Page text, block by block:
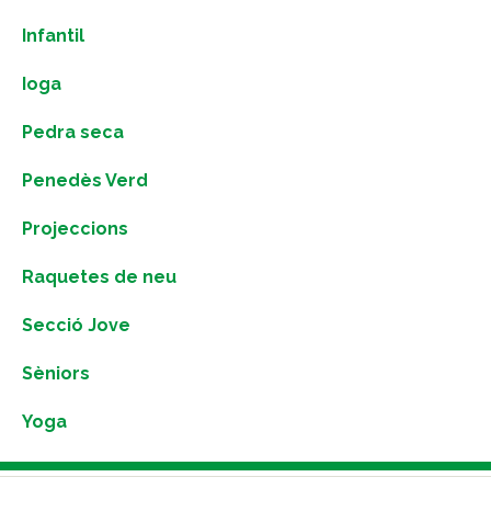
Infantil
Ioga
Pedra seca
Penedès Verd
Projeccions
Raquetes de neu
Secció Jove
Sèniors
Yoga